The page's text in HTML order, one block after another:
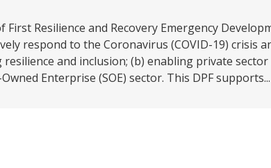
Resilience and Recovery Emergency
respond to the Coronavirus (COVID-19) crisis
and inclusion; (b) enabling private
Enterprise (SOE) sector. This DPF supports...